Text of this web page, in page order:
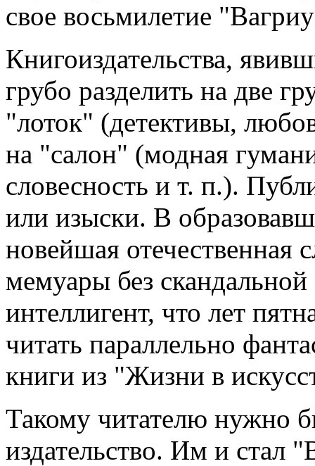
свое восьмилетие
Книгоиздательства,
грубо разделить на две
"лоток" (детективы,
на "салон" (модная
словесность и т. п.).
или изыски. В
новейшая отечественная
мемуары без
интеллигент, что лет
читать параллельно
книги из "Жизни в
Такому читателю нужно
издательство. Им и стал